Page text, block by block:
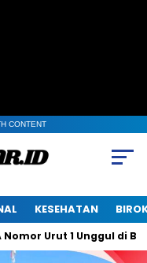
CONTENT
KESEHATAN
Urut 1 Unggul di